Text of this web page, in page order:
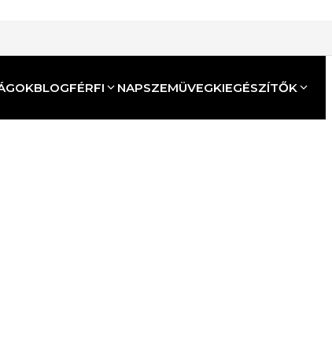
BLOGFÉRFI NAPSZEMÜVEGKIEGÉSZÍTŐK